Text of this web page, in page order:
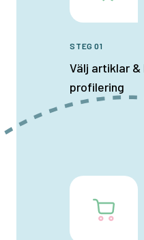
STEG 01
Välj artiklar
profilering